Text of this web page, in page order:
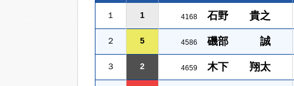
１ 1 4168 石野 貴之
２ 5 4586 磯部 誠
３ 2 4659 木下 翔太